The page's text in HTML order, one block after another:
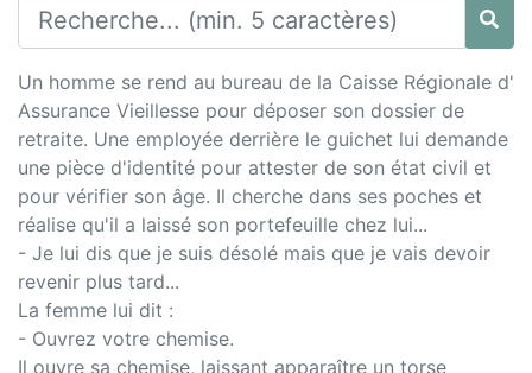
Un homme se rend au bureau de la Caisse Régionale d'
Assurance Vieillesse pour déposer son dossier de
retraite. Une employée derrière le guichet lui demande
une pièce d'identité pour attester de son état civil et
pour vérifier son âge. Il cherche dans ses poches et
réalise qu'il a laissé son portefeuille chez lui...
- Je lui dis que je suis désolé mais que je vais devoir
revenir plus tard...
La femme lui dit :
- Ouvrez votre chemise.
Il ouvre sa chemise, laissant apparaître un torse